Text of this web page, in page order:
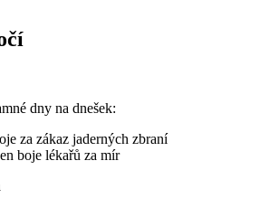
dny na dnešek:
za zákaz jaderných zbraní
boje lékařů za mír